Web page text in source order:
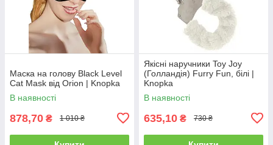
Маска на голову Black Level
Cat Mask від Orion | Knopka
В наявності
878,70 ₴ 1 010 ₴
Якісні наручники Toy Joy
(Голландія) Furry Fun, білі |
Knopka
В наявності
635,10 ₴ 730 ₴